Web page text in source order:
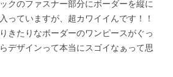
クのファスナー部分にボーダーを縦に
っていますが、超カワイイんです！！
きたりなボーダーのワンピースがぐっ
デザインって本当にスゴイなぁって思